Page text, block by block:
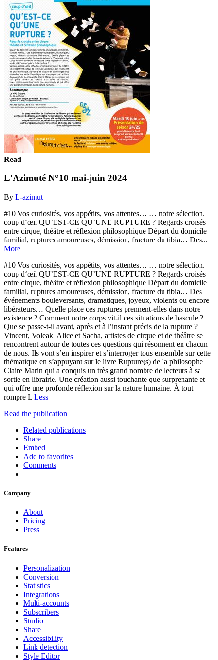
Read
L'Azimuté N°10 mai-juin 2024
By L-azimut
#10 Vos curiosités, vos appétits, vos attentes… … notre sélection.
coup d‘œil QU’EST-CE QU’UNE RUPTURE ? Regards croisés
entre cirque, théâtre et réflexion philosophique Départ du domicile
familial, ruptures amoureuses, démission, fracture du tibia… Des...
More
#10 Vos curiosités, vos appétits, vos attentes… … notre sélection.
coup d‘œil QU’EST-CE QU’UNE RUPTURE ? Regards croisés
entre cirque, théâtre et réflexion philosophique Départ du domicile
familial, ruptures amoureuses, démission, fracture du tibia… Des
événements bouleversants, dramatiques, joyeux, violents ou encore
libérateurs… Quelle place ces ruptures prennent-elles dans notre
existence ? Comment notre corps vit-il ces situations de bascule ?
Que se passe-t-il avant, après et à l’instant précis de la rupture ?
Vincent, Voleak, Alice et Sacha, artistes de cirque et de théâtre se
rencontrent autour de toutes ces questions qui résonnent en chacun
de nous. Ils vont s’en inspirer et s’interroger tous ensemble sur cette
thématique en s’appuyant sur le livre Rupture(s) de la philosophe
Claire Marin qui a conquis un très grand nombre de lecteurs à sa
sortie en librairie. Une création aussi touchante que surprenante et
qui offre une profonde réflexion sur la nature humaine. À tout
rompre L Less
Read the publication
Related publications
Share
Embed
Add to favorites
Comments
Company
About
Pricing
Press
Features
Personalization
Conversion
Statistics
Integrations
Multi-accounts
Subscribers
Studio
Share
Accessibility
Link detection
Style Editor